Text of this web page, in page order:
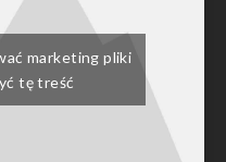
marketing pliki
tę treść